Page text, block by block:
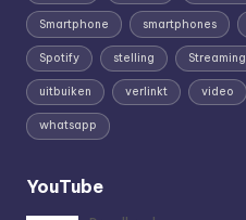
Smartphone smartphones
Spotify stelling Streaming
uitbuiken verlinkt video
whatsapp
YouTube